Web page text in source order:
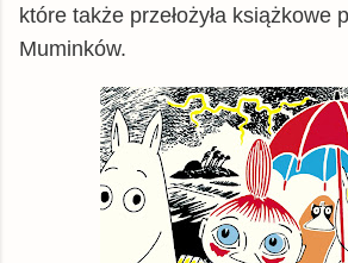
które także przełożyła książkowe
Muminków.